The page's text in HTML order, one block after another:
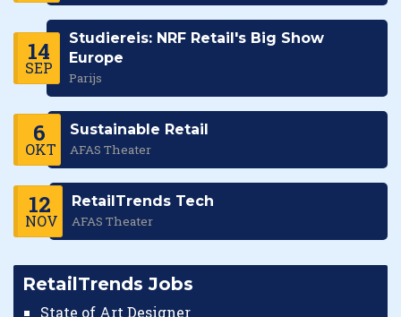
14
SEP
Studiereis: NRF Retail's Big Show
Europe
Parijs
6
OKT
Sustainable Retail
AFAS Theater
12
NOV
RetailTrends Tech
AFAS Theater
RetailTrends Jobs
State of Art Designer